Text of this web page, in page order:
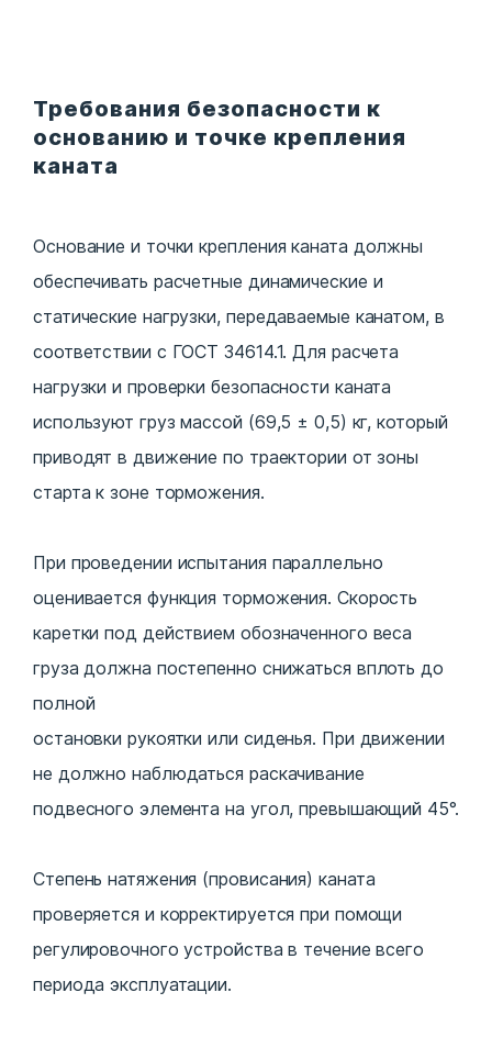
Требования безопасности к
основанию и точке крепления
каната
Основание и точки крепления каната должны
обеспечивать расчетные динамические и
статические нагрузки, передаваемые канатом, в
соответствии с ГОСТ 34614.1. Для расчета
нагрузки и проверки безопасности каната
используют груз массой (69,5 ± 0,5) кг, который
приводят в движение по траектории от зоны
старта к зоне торможения.
При проведении испытания параллельно
оценивается функция торможения. Скорость
каретки под действием обозначенного веса
груза должна постепенно снижаться вплоть до
полной
остановки рукоятки или сиденья. При движении
не должно наблюдаться раскачивание
подвесного элемента на угол, превышающий 45°.
Степень натяжения (провисания) каната
проверяется и корректируется при помощи
регулировочного устройства в течение всего
периода эксплуатации.